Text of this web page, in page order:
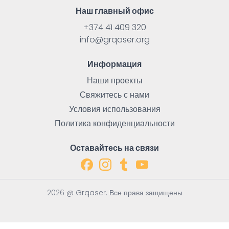
Наш главный офис
+374 41 409 320
info@grqaser.org
Информация
Наши проекты
Свяжитесь с нами
Условия использования
Политика конфиденциальности
Оставайтесь на связи
2026 @ Grqaser. Все права защищены